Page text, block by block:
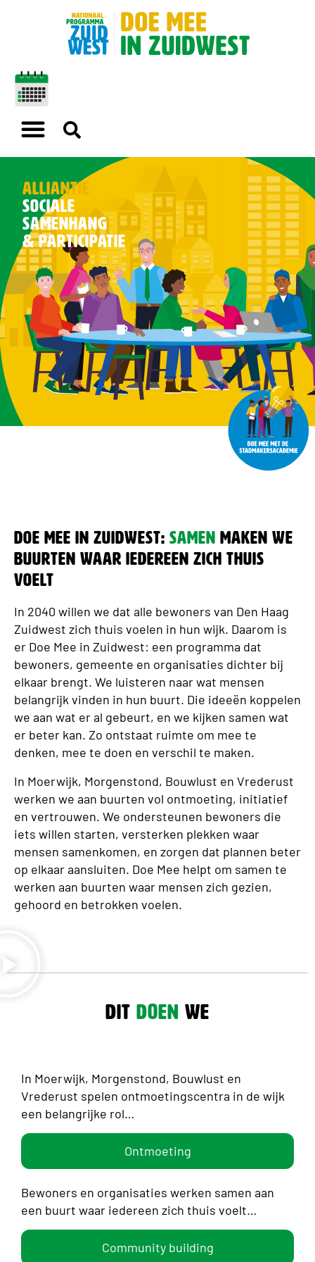
Alliantie
Sociale
Samenhang
& Participatie
Doe Mee in Zuidwest: Samen maken we
buurten waar iedereen zich thuis
voelt
In 2040 willen we dat alle bewoners van Den Haag
Zuidwest zich thuis voelen in hun wijk. Daarom is
er Doe Mee in Zuidwest: een programma dat
bewoners, gemeente en organisaties dichter bij
elkaar brengt. We luisteren naar wat mensen
belangrijk vinden in hun buurt. Die ideeën koppelen
we aan wat er al gebeurt, en we kijken samen wat
er beter kan. Zo ontstaat ruimte om mee te
denken, mee te doen en verschil te maken.
In Moerwijk, Morgenstond, Bouwlust en Vrederust
werken we aan buurten vol ontmoeting, initiatief
en vertrouwen. We ondersteunen bewoners die
iets willen starten, versterken plekken waar
mensen samenkomen, en zorgen dat plannen beter
op elkaar aansluiten. Doe Mee helpt om samen te
werken aan buurten waar mensen zich gezien,
gehoord en betrokken voelen.
Dit Doen We
In Moerwijk, Morgenstond, Bouwlust en
Vrederust spelen ontmoetingscentra in de wijk
een belangrijke rol…
Ontmoeting
Bewoners en organisaties werken samen aan
een buurt waar iedereen zich thuis voelt…
Community building